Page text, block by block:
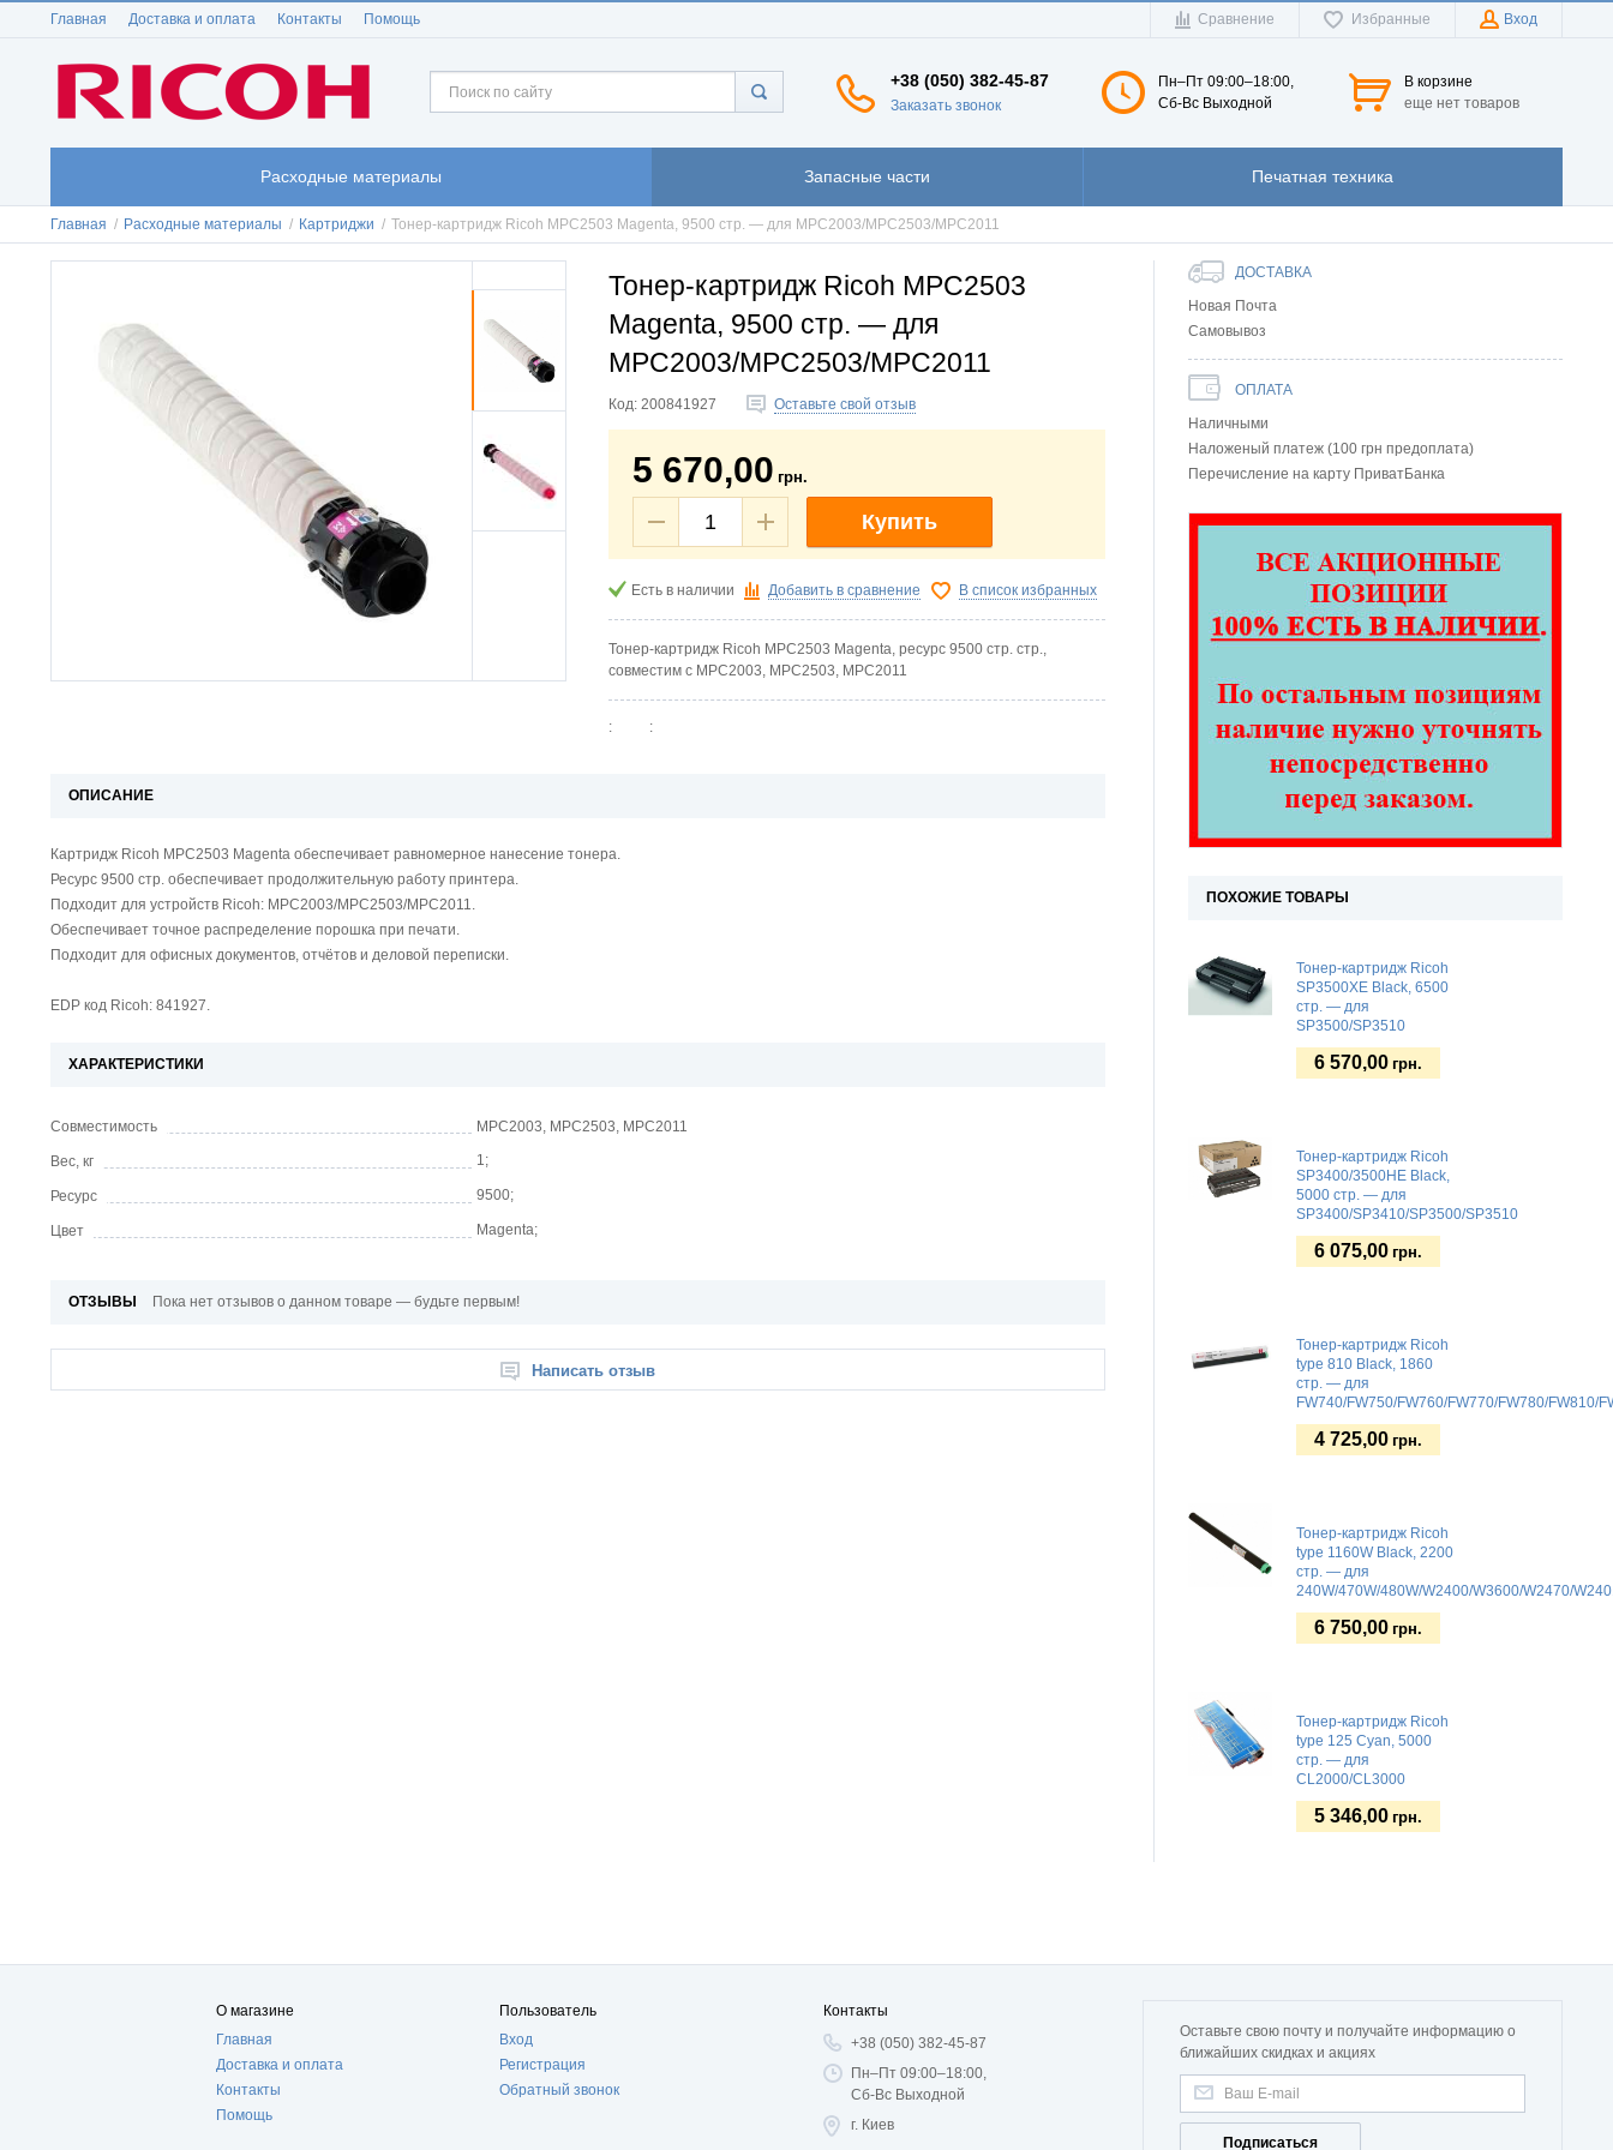
Главная Доставка и оплата Контакты Помощь Сравнение Избранные Вход
+38 (050) 382-45-87
Заказать звонок
Пн–Пт 09:00–18:00,
Сб-Вс Выходной
В корзине
еще нет товаров
Расходные материалы Запасные части Печатная техника
Главная / Расходные материалы / Картриджи / Тонер-картридж Ricoh MPC2503 Magenta, 9500 стр. — для MPC2003/MPC2503/MPC2011
ДОСТАВКА
Новая Почта
Самовывоз
ОПЛАТА
Наличными
Наложеный платеж (100 грн предоплата)
Перечисление на карту ПриватБанка
ПОХОЖИЕ ТОВАРЫ
Тонер-картридж Ricoh
SP3500XE Black, 6500
стр. — для
SP3500/SP3510
6 570,00 грн.
Тонер-картридж Ricoh
SP3400/3500HE Black,
5000 стр. — для
SP3400/SP3410/SP3500/SP3510
6 075,00 грн.
Тонер-картридж Ricoh
type 810 Black, 1860
стр. — для
FW740/FW750/FW760/FW770/FW780/FW810/
4 725,00 грн.
Тонер-картридж Ricoh
type 1160W Black, 2200
стр. — для
240W/470W/480W/W2400/W3600/W2470/
6 750,00 грн.
Тонер-картридж Ricoh
type 125 Cyan, 5000
стр. — для
CL2000/CL3000
5 346,00 грн.
Тонер-картридж Ricoh MPC2503
Magenta, 9500 стр. — для
MPC2003/MPC2503/MPC2011
Код: 200841927 Оставьте свой отзыв
5 670,00 грн.
Купить
Есть в наличии Добавить в сравнение В список избранных
Тонер-картридж Ricoh MPC2503 Magenta, ресурс 9500 стр. стр.,
совместим с MPC2003, MPC2503, MPC2011
: :
ОПИСАНИЕ
Картридж Ricoh MPC2503 Magenta обеспечивает равномерное нанесение тонера.
Ресурс 9500 стр. обеспечивает продолжительную работу принтера.
Подходит для устройств Ricoh: MPC2003/MPC2503/MPC2011.
Обеспечивает точное распределение порошка при печати.
Подходит для офисных документов, отчётов и деловой переписки.
EDP код Ricoh: 841927.
ХАРАКТЕРИСТИКИ
Совместимость MPC2003, MPC2503, MPC2011
Вес, кг 1;
Ресурс 9500;
Цвет Magenta;
ОТЗЫВЫ Пока нет отзывов о данном товаре — будьте первым!
Написать отзыв
О магазине
Главная
Доставка и оплата
Контакты
Помощь
Пользователь
Вход
Регистрация
Обратный звонок
Контакты
+38 (050) 382-45-87
Пн–Пт 09:00–18:00,
Сб-Вс Выходной
г. Киев
Оставьте свою почту и получайте информацию о
ближайших скидках и акциях
Подписаться